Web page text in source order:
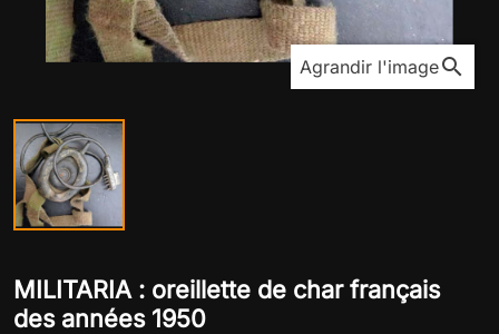
Agrandir l'imagesearch
MILITARIA : oreillette de char français
des années 1950